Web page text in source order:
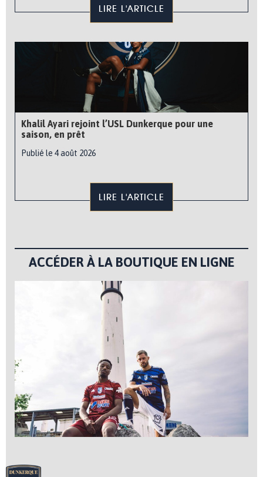
LIRE L'ARTICLE
Khalil Ayari rejoint l’USL Dunkerque pour une
saison, en prêt
Publié le 4 août 2026
LIRE L'ARTICLE
ACCÉDER À LA BOUTIQUE EN LIGNE